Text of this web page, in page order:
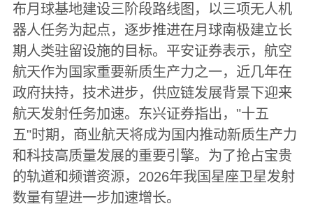
布月球基地建设三阶段路线图，以三项无人机
器人任务为起点，逐步推进在月球南极建立长
期人类驻留设施的目标。平安证券表示，航空
航天作为国家重要新质生产力之一，近几年在
政府扶持，技术进步，供应链发展背景下迎来
航天发射任务加速。东兴证券指出，"十五
五"时期，商业航天将成为国内推动新质生产力
和科技高质量发展的重要引擎。为了抢占宝贵
的轨道和频谱资源，2026年我国星座卫星发射
数量有望进一步加速增长。